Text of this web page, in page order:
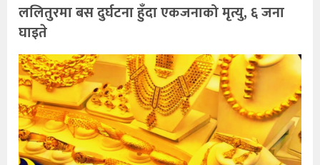
ललितुरमा बस दुर्घटना हुँदा एकजनाको मृत्यु, ६ जना
घाइते